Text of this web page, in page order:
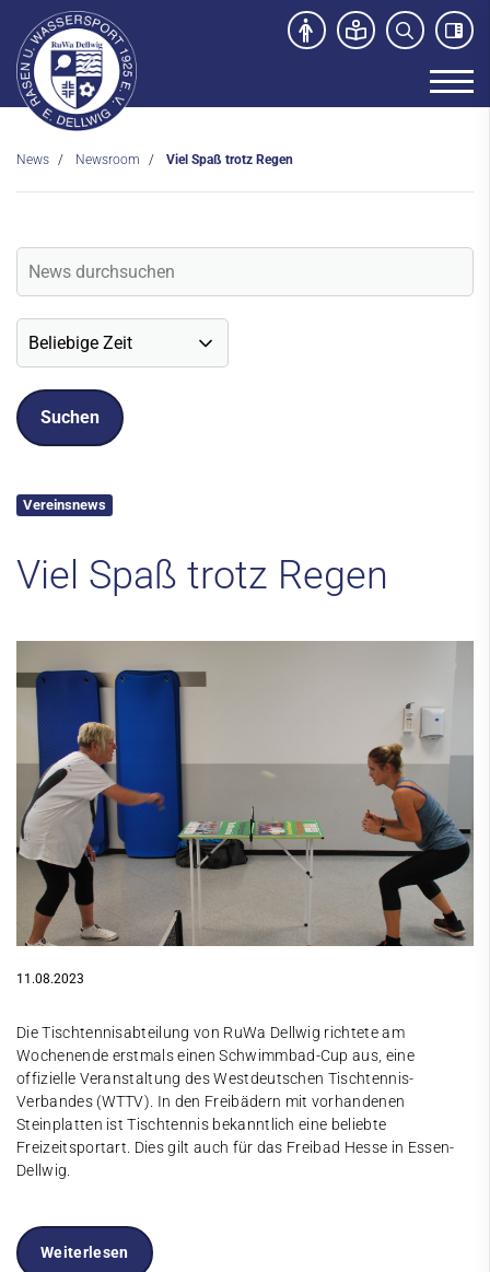
News Newsroom Viel Spaß trotz Regen
Vereinsnews
Viel Spaß trotz Regen
11.08.2023
Die Tischtennisabteilung von RuWa Dellwig richtete am
Wochenende erstmals einen Schwimmbad-Cup aus, eine
offizielle Veranstaltung des Westdeutschen Tischtennis-
Verbandes (WTTV). In den Freibädern mit vorhandenen
Steinplatten ist Tischtennis bekanntlich eine beliebte
Freizeitsportart. Dies gilt auch für das Freibad Hesse in Essen-
Dellwig.
Weiterlesen
Veranstaltungen
Social-Media News
Sport- und Kursangebot
Kontakt